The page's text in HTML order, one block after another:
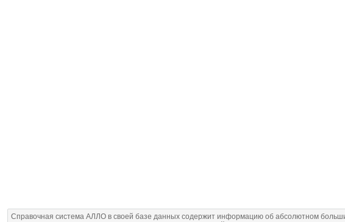
Справочная система АЛЛО в своей базе данных содержит информацию об абсолютном